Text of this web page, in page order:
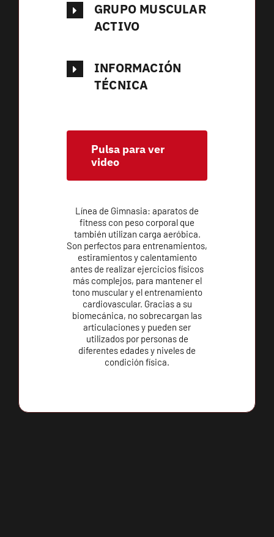
GRUPO MUSCULAR
ACTIVO
INFORMACIÓN
TÉCNICA
Pulsa para ver
video
Línea de Gimnasia: aparatos de
fitness con peso corporal que
también utilizan carga aeróbica.
Son perfectos para entrenamientos,
estiramientos y calentamiento
antes de realizar ejercicios físicos
más complejos, para mantener el
tono muscular y el entrenamiento
cardiovascular. Gracias a su
biomecánica, no sobrecargan las
articulaciones y pueden ser
utilizados por personas de
diferentes edades y niveles de
condición física.